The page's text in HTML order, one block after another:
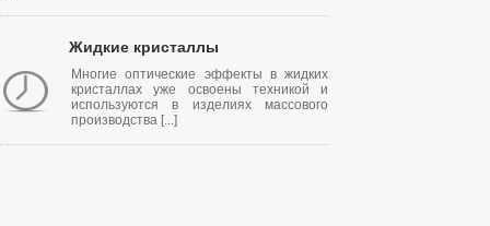
Жидкие кристаллы
Многие оптические эффекты в жидких
кристаллах уже освоены техникой и
используются в изделиях массового
производства [...]